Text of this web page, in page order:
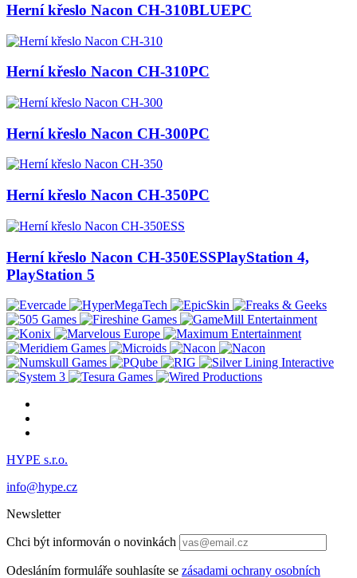
Herní křeslo Nacon CH-310BLUEPC
Herní křeslo Nacon CH-310PC
Herní křeslo Nacon CH-300PC
Herní křeslo Nacon CH-350PC
Herní křeslo Nacon CH-350ESSPlayStation 4,
PlayStation 5
HYPE s.r.o.
info@hype.cz
Newsletter
Chci být informován o novinkách
Odesláním formuláře souhlasíte se zásadami ochrany osobních